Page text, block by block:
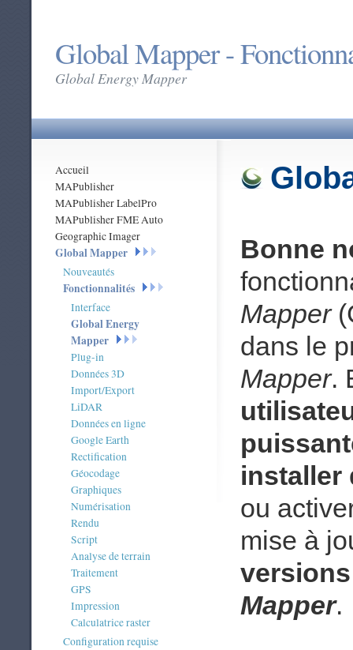
Global Mapper -
Global Energy Mapper
Accueil
MAPublisher
MAPublisher LabelPro
MAPublisher FME Auto
Geographic Imager
Global Mapper
Nouveautés
Fonctionnalités
Interface
Global Energy
Mapper
Plug-in
Données 3D
Import/Export
LiDAR
Données en ligne
Google Earth
Rectification
Géocodage
Graphiques
Numérisation
Rendu
Script
Analyse de terrain
Traitement
GPS
Impression
Calculatrice raster
Configuration requise
Bonne
Mapper
dans le
Mapper.
installer
ou
mise à
Mapper.